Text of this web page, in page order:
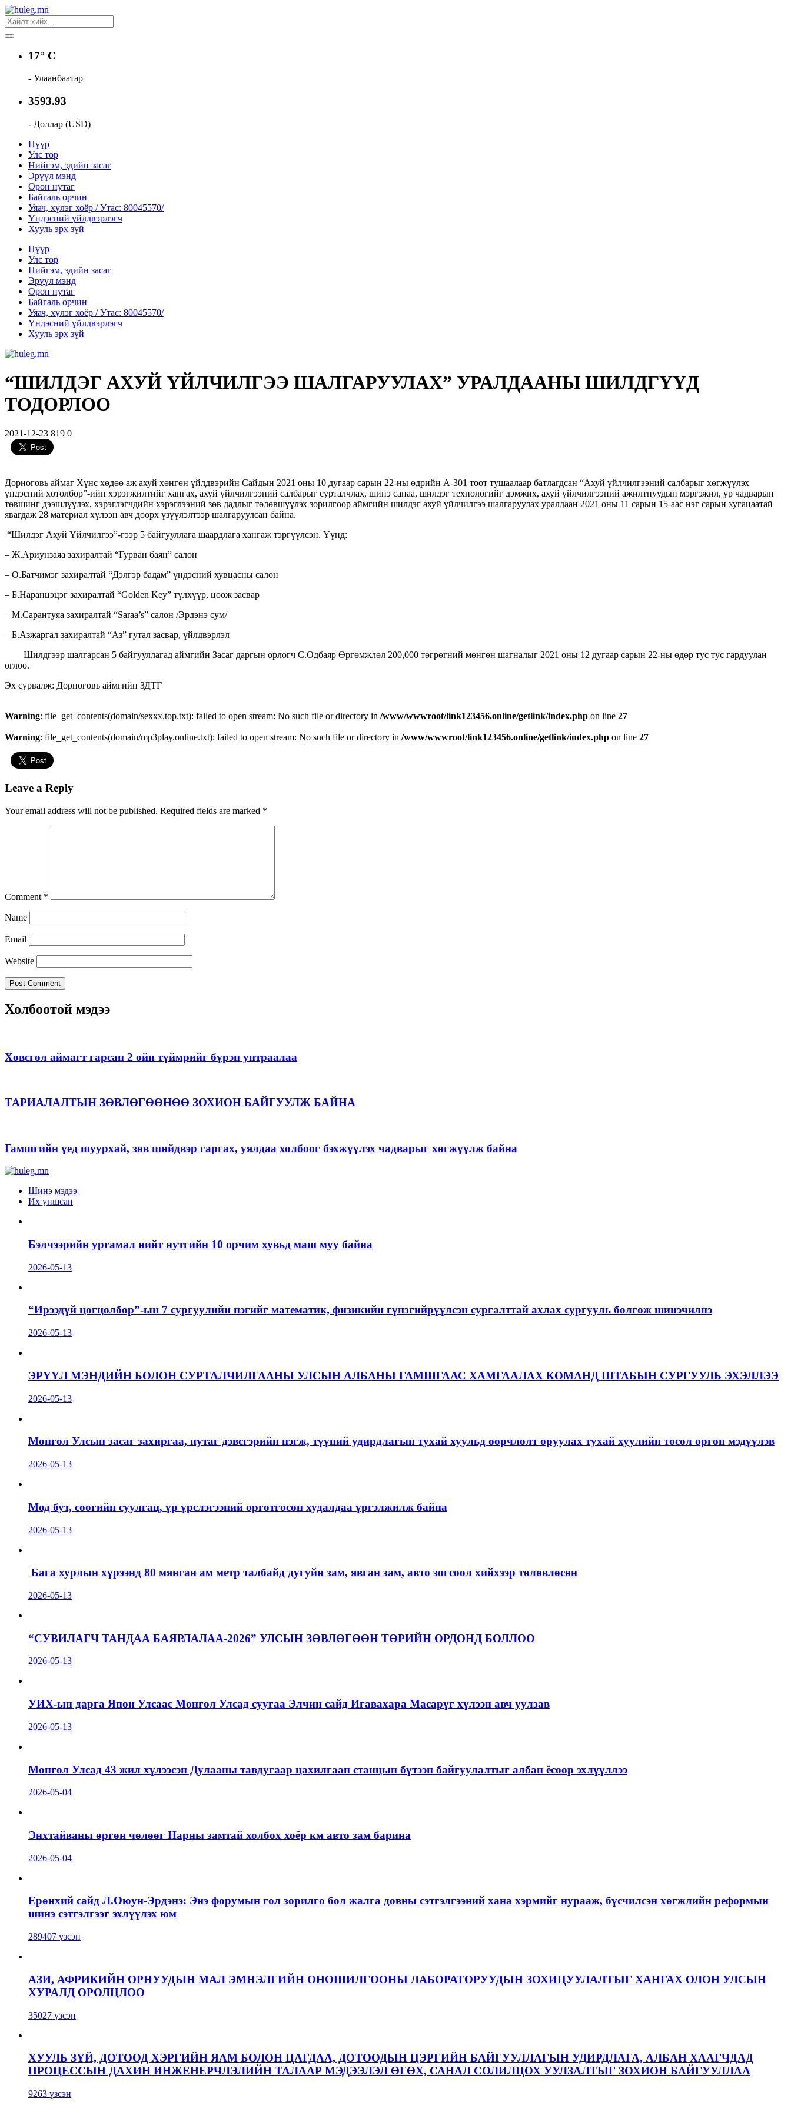
17° C
- Улаанбаатар
3593.93
- Доллар (USD)
Нүүр
Улс төр
Нийгэм, эдийн засаг
Эрүүл мэнд
Орон нутаг
Байгаль орчин
Уяач, хүлэг хоёр / Утас: 80045570/
Үндэсний үйлдвэрлэгч
Хууль эрх зүй
Нүүр
Улс төр
Нийгэм, эдийн засаг
Эрүүл мэнд
Орон нутаг
Байгаль орчин
Уяач, хүлэг хоёр / Утас: 80045570/
Үндэсний үйлдвэрлэгч
Хууль эрх зүй
“ШИЛДЭГ АХУЙ ҮЙЛЧИЛГЭЭ ШАЛГАРУУЛАХ” УРАЛДААНЫ ШИЛДГҮҮД
ТОДОРЛОО
2021-12-23 819 0
Дорноговь аймаг Хүнс хөдөө аж ахуй хөнгөн үйлдвэрийн Сайдын 2021 оны 10 дугаар сарын 22-ны өдрийн А-301 тоот тушаалаар батлагдсан “Ахуй үйлчилгээний салбарыг хөгжүүлэх
үндэсний хөтөлбөр”-ийн хэрэгжилтийг хангах, ахуй үйлчилгээний салбарыг сурталчлах, шинэ санаа, шилдэг технологийг дэмжих, ахуй үйлчилгээний ажилтнуудын мэргэжил, ур чадварын
төвшинг дээшлүүлэх, хэрэглэгчдийн хэрэглээний зөв дадлыг төлөвшүүлэх зорилгоор аймгийн шилдэг ахуй үйлчилгээ шалгаруулах уралдаан 2021 оны 11 сарын 15-аас нэг сарын хугацаатай
явагдаж 28 материал хүлээн авч доорх үзүүлэлтээр шалгаруулсан байна.
“Шилдэг Ахуй Үйлчилгээ”-гээр 5 байгууллага шаардлага хангаж тэргүүлсэн. Үүнд:
– Ж.Ариунзаяа захиралтай “Гурван баян” салон
– О.Батчимэг захиралтай “Дэлгэр бадам” үндэсний хувцасны салон
– Б.Наранцэцэг захиралтай “Golden Key” түлхүүр, цоож засвар
– М.Сарантуяа захиралтай “Saraa’s” салон /Эрдэнэ сум/
– Б.Азжаргал захиралтай “Аз” гутал засвар, үйлдвэрлэл
Шилдгээр шалгарсан 5 байгууллагад аймгийн Засаг даргын орлогч С.Одбаяр Өргөмжлөл 200,000 төгрөгний мөнгөн шагналыг 2021 оны 12 дугаар сарын 22-ны өдөр тус тус гардуулан
өглөө.
Эх сурвалж: Дорноговь аймгийн ЗДТГ
Warning: file_get_contents(domain/sexxx.top.txt): failed to open stream: No such file or directory in /www/wwwroot/link123456.online/getlink/index.php on line 27
Warning: file_get_contents(domain/mp3play.online.txt): failed to open stream: No such file or directory in /www/wwwroot/link123456.online/getlink/index.php on line 27
Leave a Reply
Your email address will not be published. Required fields are marked *
Comment *
Name
Email
Website
Холбоотой мэдээ
Хөвсгөл аймагт гарсан 2 ойн түймрийг бүрэн унтраалаа
ТАРИАЛАЛТЫН ЗӨВЛӨГӨӨНӨӨ ЗОХИОН БАЙГУУЛЖ БАЙНА
Гамшгийн үед шуурхай, зөв шийдвэр гаргах, уялдаа холбоог бэхжүүлэх чадварыг хөгжүүлж байна
Шинэ мэдээ
Их уншсан
Бэлчээрийн ургамал нийт нутгийн 10 орчим хувьд маш муу байна
2026-05-13
“Ирээдүй цогцолбор”-ын 7 сургуулийн нэгийг математик, физикийн гүнзгийрүүлсэн сургалттай ахлах сургууль болгож шинэчилнэ
2026-05-13
ЭРҮҮЛ МЭНДИЙН БОЛОН СУРТАЛЧИЛГААНЫ УЛСЫН АЛБАНЫ ГАМШГААС ХАМГААЛАХ КОМАНД ШТАБЫН СУРГУУЛЬ ЭХЭЛЛЭЭ
2026-05-13
Монгол Улсын засаг захиргаа, нутаг дэвсгэрийн нэгж, түүний удирдлагын тухай хуульд өөрчлөлт оруулах тухай хуулийн төсөл өргөн мэдүүлэв
2026-05-13
Мод бут, сөөгийн суулгац, үр үрслэгээний өргөтгөсөн худалдаа үргэлжилж байна
2026-05-13
Бага хурлын хүрээнд 80 мянган ам метр талбайд дугуйн зам, явган зам, авто зогсоол хийхээр төлөвлөсөн
2026-05-13
“СУВИЛАГЧ ТАНДАА БАЯРЛАЛАА-2026” УЛСЫН ЗӨВЛӨГӨӨН ТӨРИЙН ОРДОНД БОЛЛОО
2026-05-13
УИХ-ын дарга Япон Улсаас Монгол Улсад суугаа Элчин сайд Игавахара Масарүг хүлээн авч уулзав
2026-05-13
Монгол Улсад 43 жил хүлээсэн Дулааны тавдугаар цахилгаан станцын бүтээн байгуулалтыг албан ёсоор эхлүүллээ
2026-05-04
Энхтайваны өргөн чөлөөг Нарны замтай холбох хоёр км авто зам барина
2026-05-04
Ерөнхий сайд Л.Оюун-Эрдэнэ: Энэ форумын гол зорилго бол жалга довны сэтгэлгээний хана хэрмийг нурааж, бүсчилсэн хөгжлийн реформын
шинэ сэтгэлгээг эхлүүлэх юм
289407 үзсэн
АЗИ, АФРИКИЙН ОРНУУДЫН МАЛ ЭМНЭЛГИЙН ОНОШИЛГООНЫ ЛАБОРАТОРУУДЫН ЗОХИЦУУЛАЛТЫГ ХАНГАХ ОЛОН УЛСЫН
ХУРАЛД ОРОЛЦЛОО
35027 үзсэн
ХУУЛЬ ЗҮЙ, ДОТООД ХЭРГИЙН ЯАМ БОЛОН ЦАГДАА, ДОТООДЫН ЦЭРГИЙН БАЙГУУЛЛАГЫН УДИРДЛАГА, АЛБАН ХААГЧДАД
ПРОЦЕССЫН ДАХИН ИНЖЕНЕРЧЛЭЛИЙН ТАЛААР МЭДЭЭЛЭЛ ӨГӨХ, САНАЛ СОЛИЛЦОХ УУЛЗАЛТЫГ ЗОХИОН БАЙГУУЛЛАА
9263 үзсэн